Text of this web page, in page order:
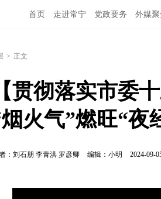
首页 走进常宁 党政要务 外媒
> 正文
贯彻落实市委
火气”燃旺“夜
：刘石朋 李青洪 罗彦卿 编辑：小明 2024-09-